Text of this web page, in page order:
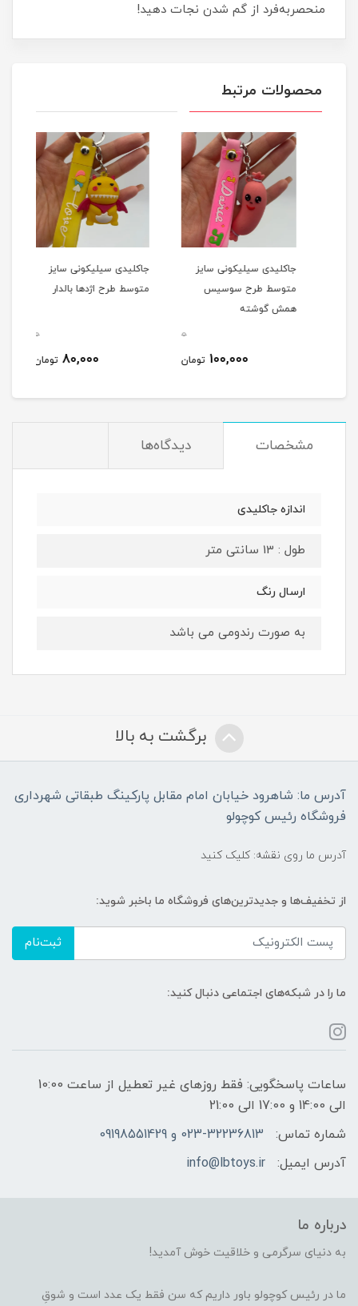
منحصربه‌فرد از گم شدن نجات دهید!
محصولات مرتبط
جاکلیدی سیلیکونی سایز
متوسط طرح سوسیس
همش گوشته
100,000 تومان
جاکلیدی سیلیکونی سایز
متوسط طرح اژدها بالدار
80,000 تومان
مشخصات دیدگاه‌ها
اندازه جاکلیدی
طول : 13 سانتی متر
ارسال رنگ
به صورت رندومی می باشد
برگشت به بالا
آدرس ما: شاهرود خیابان امام مقابل پارکینگ طبقاتی شهرداری
فروشگاه رئیس کوچولو
آدرس ما روی نقشه: کلیک کنید
از تخفیف‌ها و جدیدترین‌های فروشگاه ما باخبر شوید:
ثبت‌نام
ما را در شبکه‌های اجتماعی دنبال کنید:
ساعات پاسخگویی: فقط روزهای غیر تعطیل از ساعت 10:00
الی 14:00 و 17:00 الی 21:00
شماره تماس:
023-32236813 و 09198551429
آدرس ایمیل:
info@lbtoys.ir
درباره ما
به دنیای سرگرمی و خلاقیت خوش آمدید!
ما در رئیس کوچولو باور داریم که سن فقط یک عدد است و شوقِ